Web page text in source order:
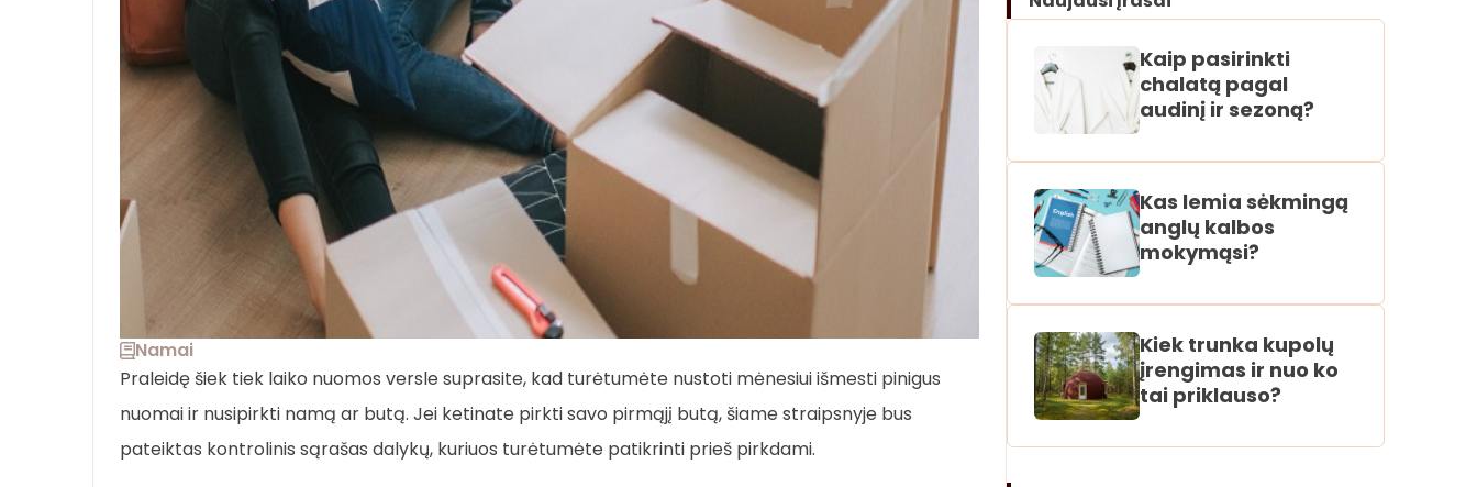
Namai
Praleidę šiek tiek laiko nuomos versle suprasite, kad turėtumėte nustoti mėnesiui išmesti pinigus
nuomai ir nusipirkti namą ar butą. Jei ketinate pirkti savo pirmąjį butą, šiame straipsnyje bus
pateiktas kontrolinis sąrašas dalykų, kuriuos turėtumėte patikrinti prieš pirkdami.
Kaip pasirinkti
chalatą pagal
audinį ir sezoną?
Kas lemia sėkmingą
anglų kalbos
mokymąsi?
Kiek trunka kupolų
įrengimas ir nuo ko
tai priklauso?